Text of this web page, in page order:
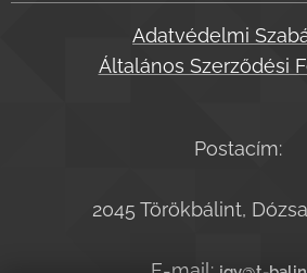
Adatvédelmi
Általános Szerződési
Postacím:
2045 Törökbálint,